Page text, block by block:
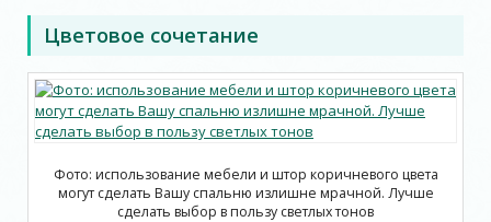
Цветовое сочетание
Фото: использование мебели и штор коричневого цвета
могут сделать Вашу спальню излишне мрачной. Лучше
сделать выбор в пользу светлых тонов